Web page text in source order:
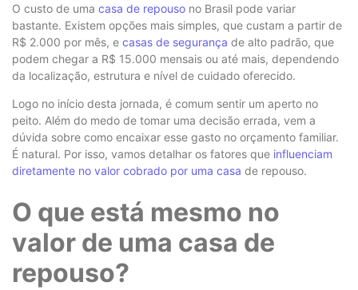
O custo de uma casa de repouso no Brasil pode variar
bastante. Existem opções mais simples, que custam a partir de
R$ 2.000 por mês, e casas de segurança de alto padrão, que
podem chegar a R$ 15.000 mensais ou até mais, dependendo
da localização, estrutura e nível de cuidado oferecido.
Logo no início desta jornada, é comum sentir um aperto no
peito. Além do medo de tomar uma decisão errada, vem a
dúvida sobre como encaixar esse gasto no orçamento familiar.
É natural. Por isso, vamos detalhar os fatores que influenciam
diretamente no valor cobrado por uma casa de repouso.
O que está mesmo no
valor de uma casa de
repouso?